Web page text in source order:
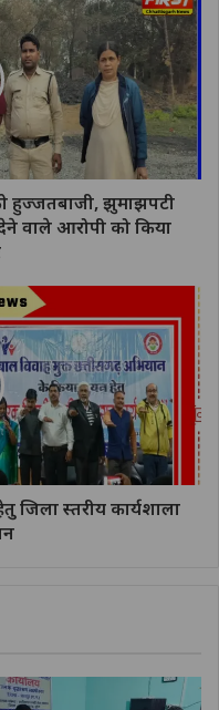
हुज्जतबाजी, झुमाझपटी
वाले आरोपी को किया
जिला स्तरीय कार्यशाला